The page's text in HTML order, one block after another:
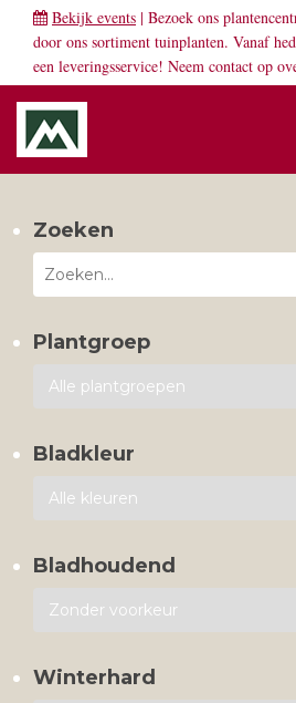
Bekijk events | Bezoek ons
door ons sortiment tuinplanten. Vanaf
een leveringsservice! Neem contact op
Zoeken
Plantgroep
Bladkleur
Bladhoudend
Winterhard